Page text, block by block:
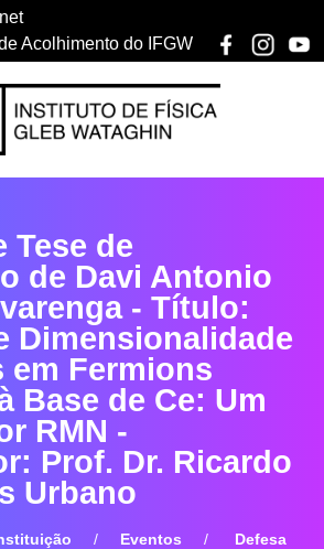
Acolhimento do IFGW
Tese de
de Davi Antonio
- Título:
Dimensionalidade
em Fermions
Base de Ce: Um
RMN -
Prof. Dr. Ricardo
Urbano
Eventos
Defesa